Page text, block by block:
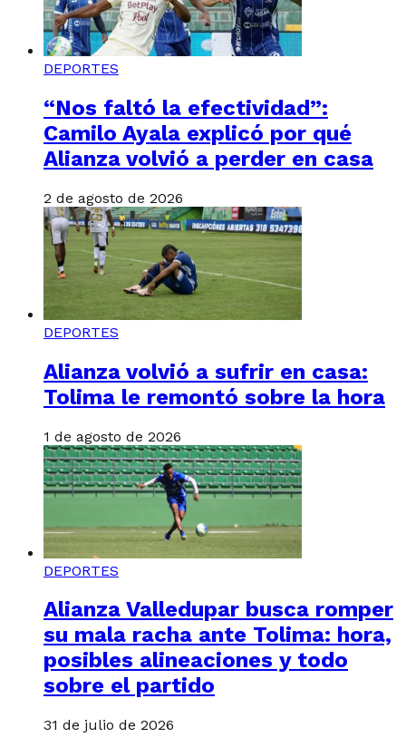
DEPORTES
“Nos faltó la efectividad”:
Camilo Ayala explicó por qué
Alianza volvió a perder en casa
2 de agosto de 2026
DEPORTES
Alianza volvió a sufrir en casa:
Tolima le remontó sobre la hora
1 de agosto de 2026
DEPORTES
Alianza Valledupar busca romper
su mala racha ante Tolima: hora,
posibles alineaciones y todo
sobre el partido
31 de julio de 2026